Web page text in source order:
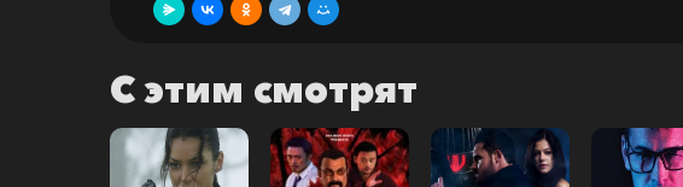
С этим смотрят